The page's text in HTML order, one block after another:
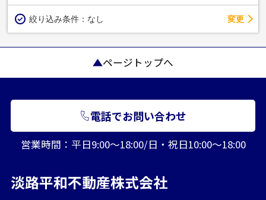
絞り込み条件： なし 変更
ページトップへ
電話でお問い合わせ
営業時間：平日9:00～18:00/日・祝日10:00～18:00
淡路平和不動産株式会社